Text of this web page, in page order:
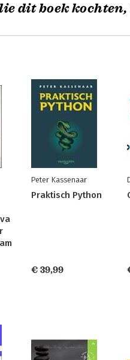
dit boek
Peter Kassenaar
Praktisch Python
€ 39,99